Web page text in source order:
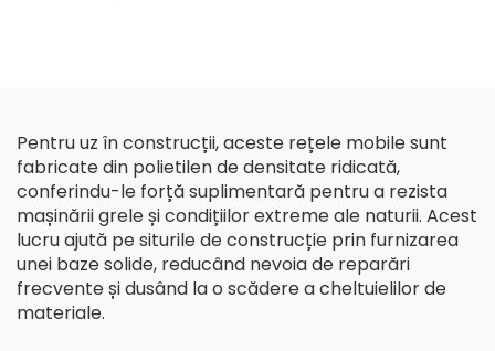
Pentru uz în construcții, aceste rețele mobile sunt
fabricate din polietilen de densitate ridicată,
conferindu-le forță suplimentară pentru a rezista
mașinării grele și condițiilor extreme ale naturii. Acest
lucru ajută pe siturile de construcție prin furnizarea
unei baze solide, reducând nevoia de reparări
frecvente și dusând la o scădere a cheltuielilor de
materiale.